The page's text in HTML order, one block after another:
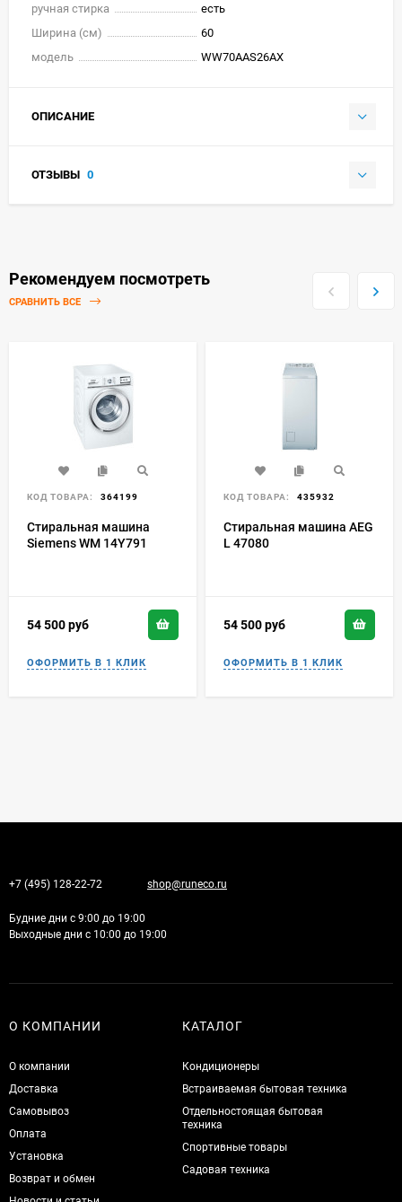
ручная стирка
есть
Ширина (см)
60
модель
WW70AAS26AX
ОПИСАНИЕ
ОТЗЫВЫ 0
Рекомендуем посмотреть
СРАВНИТЬ ВСЕ
КОД ТОВАРА: 364199
Стиральная машина
Siemens WM 14Y791
54 500руб
КОД ТОВАРА: 435932
Стиральная машина AEG
L 47080
54 500руб
+7 (495) 128-22-72 shop@runeco.ru
Будние дни с 9:00 до 19:00
Выходные дни с 10:00 до 19:00
О КОМПАНИИ
О компании
Доставка
Самовывоз
Оплата
Установка
Возврат и обмен
КАТАЛОГ
Кондиционеры
Встраиваемая бытовая техника
Отдельностоящая бытовая
техника
Спортивные товары
Садовая техника